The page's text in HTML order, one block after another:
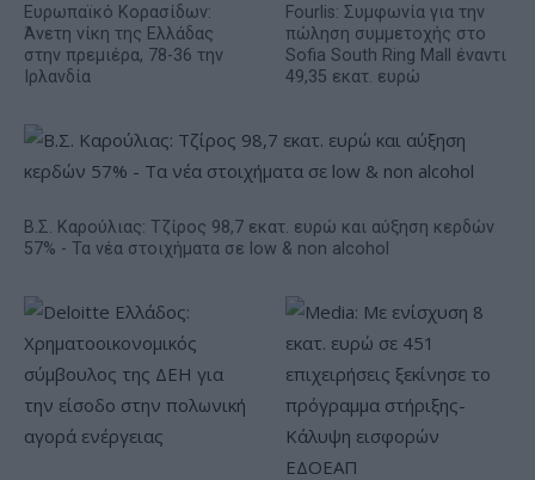
Ευρωπαϊκό Κορασίδων:
Άνετη νίκη της Ελλάδας
στην πρεμιέρα, 78-36 την
Ιρλανδία
Fourlis: Συμφωνία για την
πώληση συμμετοχής στο
Sofia South Ring Mall έναντι
49,35 εκατ. ευρώ
Β.Σ. Καρούλιας: Τζίρος 98,7 εκατ. ευρώ και αύξηση κερδών
57% - Τα νέα στοιχήματα σε low & non alcohol